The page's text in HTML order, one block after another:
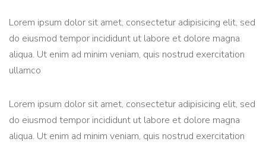
Lorem ipsum dolor sit amet, consectetur adipisicing elit, sed
do eiusmod tempor incididunt ut labore et dolore magna
aliqua. Ut enim ad minim veniam, quis nostrud exercitation
ullamco
Lorem ipsum dolor sit amet, consectetur adipisicing elit, sed
do eiusmod tempor incididunt ut labore et dolore magna
aliqua. Ut enim ad minim veniam, quis nostrud exercitation